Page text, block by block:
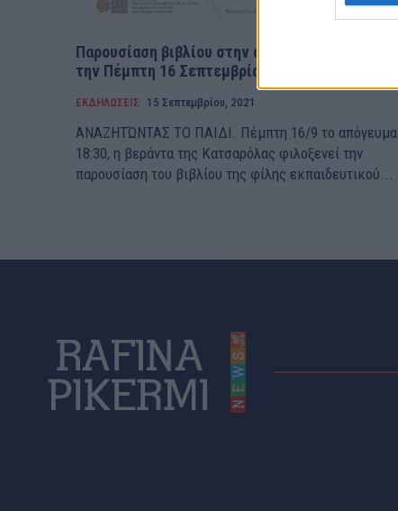
Παρουσίαση βιβλίου στην αυλή της Κατσαρόλας
την Πέμπτη 16 Σεπτεμβρίου
ΕΚΔΗΛΩΣΕΙΣ 15 Σεπτεμβρίου, 2021
ΑΝΑΖΗΤΏΝΤΑΣ ΤΟ ΠΑΙΔΙ. Πέμπτη 16/9 το απόγευμα
18:30, η βεράντα της Κατσαρόλας φιλοξενεί την
παρουσίαση του βιβλίου της φίλης εκπαιδευτικού...